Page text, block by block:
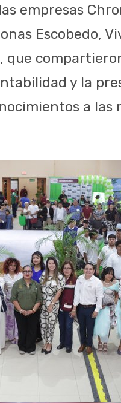
empresas
Escobedo,
que
y la
a las